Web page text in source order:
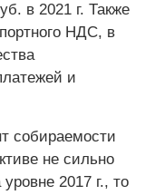
в 2021 г. Также
НДС, в
и
собираемости
не сильно
2017 г., то